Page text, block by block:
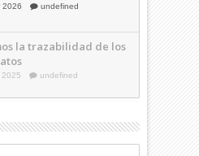
2026 undefined
la trazabilidad de los
2025 undefined